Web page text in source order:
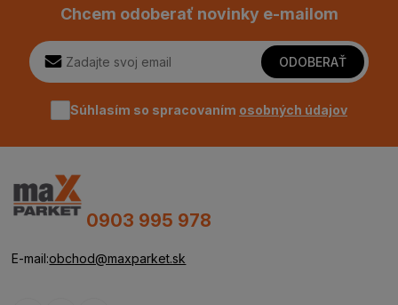
Chcem odoberať novinky e-mailom
ODOBERAŤ
Súhlasím so spracovaním osobných údajov
0903 995 978
E-mail:obchod@maxparket.sk